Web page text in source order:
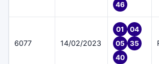
46
6077 14/02/2023
01
04
05
35
40